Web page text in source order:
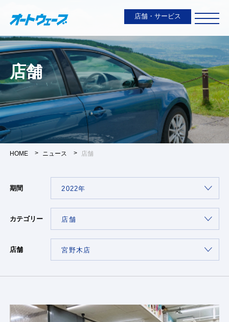
店舗・サービス
店舗
HOME ニュース 店舗
期間
カテゴリー
店舗